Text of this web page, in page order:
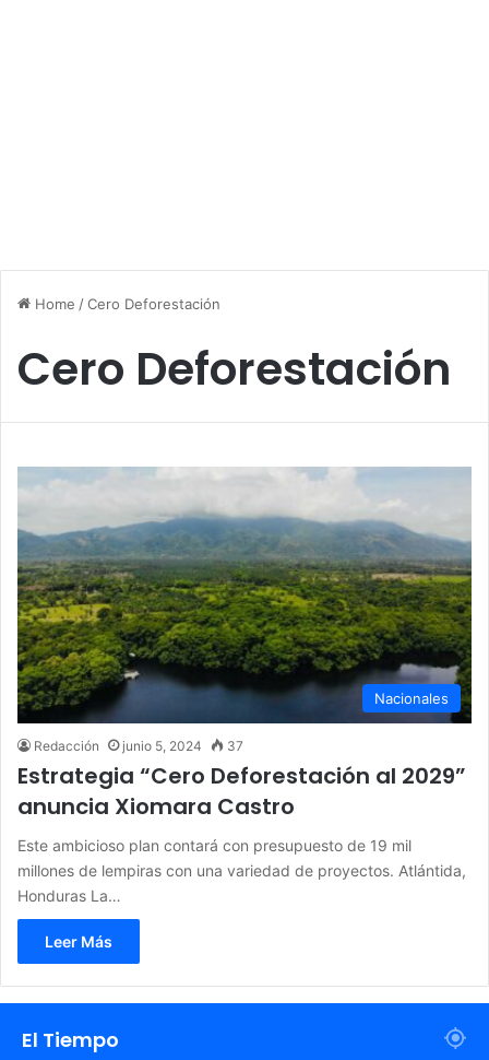
Home /Cero Deforestación
Cero Deforestación
Nacionales
Redacción junio 5, 2024 37
Estrategia “Cero Deforestación al 2029”
anuncia Xiomara Castro
Este ambicioso plan contará con presupuesto de 19 mil
millones de lempiras con una variedad de proyectos. Atlántida,
Honduras La…
Leer Más
El Tiempo